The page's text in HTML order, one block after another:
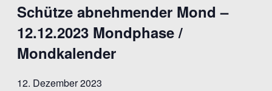
Schütze abnehmender Mond –
12.12.2023 Mondphase /
Mondkalender
12. Dezember 2023